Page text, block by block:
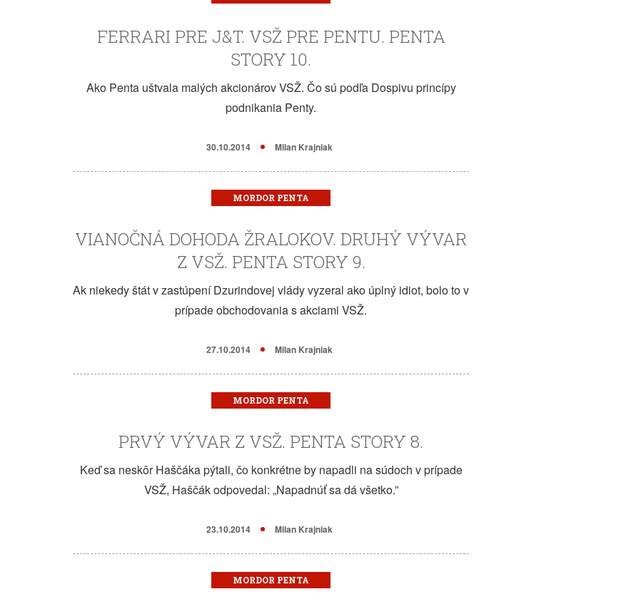
FERRARI PRE J&T. VSŽ PRE PENTU. PENTA
STORY 10.
Ako Penta uštvala malých akcionárov VSŽ. Čo sú podľa Dospivu princípy
podnikania Penty.
30.10.2014 Milan Krajniak
MORDOR PENTA
VIANOČNÁ DOHODA ŽRALOKOV. DRUHÝ VÝVAR
Z VSŽ. PENTA STORY 9.
Ak niekedy štát v zastúpení Dzurindovej vlády vyzeral ako úplný idiot, bolo to v
prípade obchodovania s akciami VSŽ.
27.10.2014 Milan Krajniak
MORDOR PENTA
PRVÝ VÝVAR Z VSŽ. PENTA STORY 8.
Keď sa neskôr Haščáka pýtali, čo konkrétne by napadli na súdoch v prípade
VSŽ, Haščák odpovedal: „Napadnúť sa dá všetko.”
23.10.2014 Milan Krajniak
MORDOR PENTA